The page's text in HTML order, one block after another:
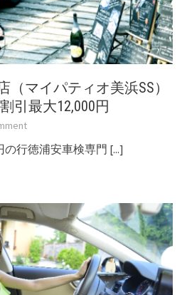
マイパティオ美浜SS）
引最大12,000円
の行徳浦安車検専門 [...]